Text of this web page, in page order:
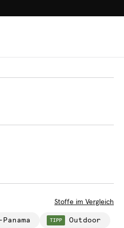
Stoffe im Vergleich
TIPP Outdoor